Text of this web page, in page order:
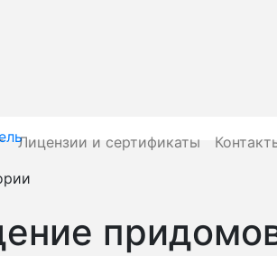
Лицензии и сертификаты